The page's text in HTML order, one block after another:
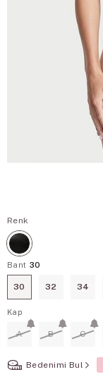
Renk
Bant 30
30 32 34
Kap
A B C
Bedenimi Bul